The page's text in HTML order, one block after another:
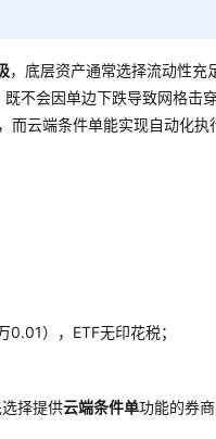
，底层资产通常选择流动性充
不会因单边下跌导致网格击
而云端条件单能实现自动化
），ETF无印花税；
择提供云端条件单功能的券